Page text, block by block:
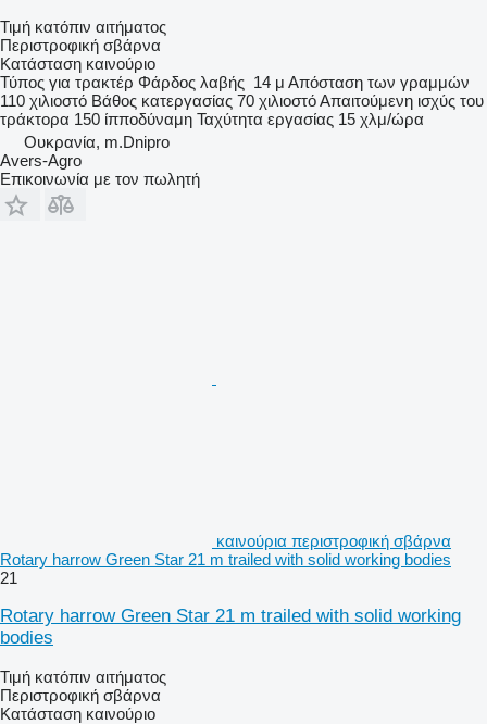
Τιμή κατόπιν αιτήματος
Περιστροφική σβάρνα
Κατάσταση καινούριο
Τύπος για τρακτέρ Φάρδος λαβής 14 μ Απόσταση των γραμμών
110 χιλιοστό Βάθος κατεργασίας 70 χιλιοστόΑπαιτούμενη ισχύς του
τράκτορα 150 ίπποδύναμη Ταχύτητα εργασίας 15 χλμ/ώρα
Ουκρανία, m.Dnipro
Avers-Agro
Επικοινωνία με τον πωλητή
καινούρια περιστροφική σβάρνα
Rotary harrow Green Star 21 m trailed with solid working bodies
21
Rotary harrow Green Star 21 m trailed with solid working
bodies
Τιμή κατόπιν αιτήματος
Περιστροφική σβάρνα
Κατάσταση καινούριο